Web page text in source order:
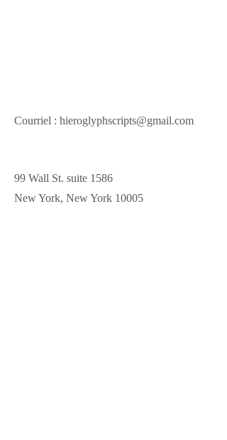
Courriel : hieroglyphscripts@gmail.com
99 Wall St. suite 1586
New York, New York 10005